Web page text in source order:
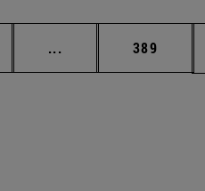
... Páginas intermedias
Página
389